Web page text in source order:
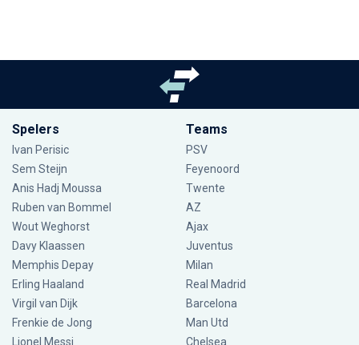
Spelers
Ivan Perisic
Sem Steijn
Anis Hadj Moussa
Ruben van Bommel
Wout Weghorst
Davy Klaassen
Memphis Depay
Erling Haaland
Virgil van Dijk
Frenkie de Jong
Lionel Messi
Teams
PSV
Feyenoord
Twente
AZ
Ajax
Juventus
Milan
Real Madrid
Barcelona
Man Utd
Chelsea